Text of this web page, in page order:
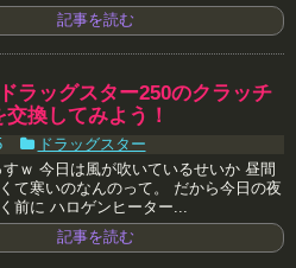
記事を読む
ドラッグスター250のクラッチ
換してみよう！
ドラッグスター
ｗ 今日は風が吹いているせいか 昼間
て寒いのなんのって。 だから今日の夜
前に ハロゲンヒーター...
記事を読む